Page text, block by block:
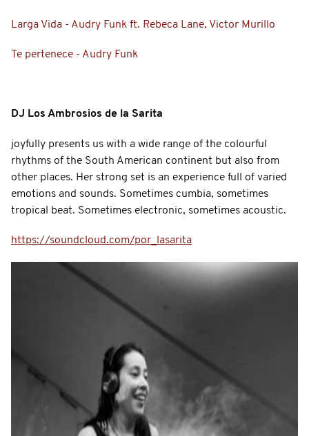
Larga Vida - Audry Funk ft. Rebeca Lane, Victor Murillo
Te pertenece - Audry Funk
DJ Los Ambrosios de la Sarita
joyfully presents us with a wide range of the colourful
rhythms of the South American continent but also from
other places. Her strong set is an experience full of varied
emotions and sounds. Sometimes cumbia, sometimes
tropical beat. Sometimes electronic, sometimes acoustic.
https://soundcloud.com/por_lasarita